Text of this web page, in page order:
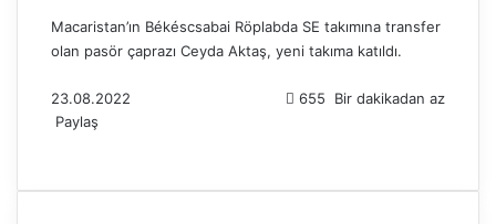
Macaristan’ın Békéscsabai Röplabda SE takımına transfer
olan pasör çaprazı Ceyda Aktaş, yeni takıma katıldı.
23.08.2022 655
Bir dakikadan az
Paylaş
cnm
ndalP
z